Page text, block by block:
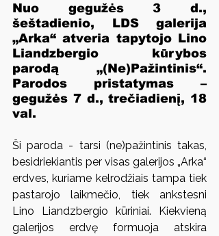
Nuo gegužės 3 d.,
šeštadienio, LDS galerija
„Arka“ atveria tapytojo Lino
Liandzbergio kūrybos
parodą „(Ne)Pažintinis“.
Parodos pristatymas –
gegužės 7 d., trečiadienį, 18
val.
Ši paroda - tarsi (ne)pažintinis takas,
besidriekiantis per visas galerijos „Arka“
erdves, kuriame kelrodžiais tampa tiek
pastarojo laikmečio, tiek ankstesni
Lino Liandzbergio kūriniai. Kiekvieną
galerijos erdvę formuoja atskira